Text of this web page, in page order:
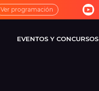
Ver programación
EVENTOS Y CONCURSOS